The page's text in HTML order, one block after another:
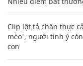
Clip lột tả chân thực
mèo', người tinh ý
con